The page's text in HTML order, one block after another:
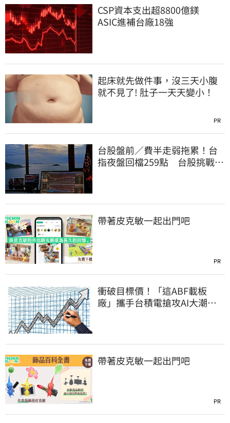
CSP資本支出超8800億鎂
ASIC進補台廠18強
起床就先做件事，沒三天小腹
就不見了! 肚子一天天變小！
PR
台股盤前／費半走弱拖累！台
指夜盤回檔259點 台股挑戰反
帶著皮克敏一起出門吧
PR
衝破目標價！「這ABF載板
廠」攜手台積電搶攻AI大潮
帶著皮克敏一起出門吧
PR